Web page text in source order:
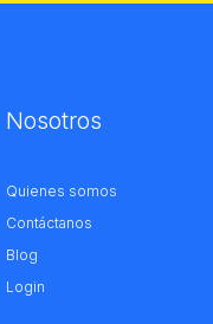
Nosotros
Quienes somos
Contáctanos
Blog
Login